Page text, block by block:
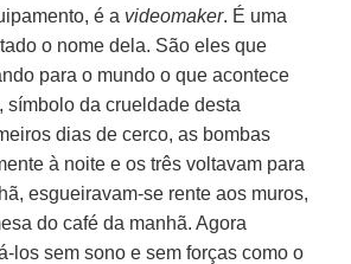
é a videomaker. É uma
o nome dela. São eles que
para o mundo o que acontece
símbolo da crueldade desta
dias de cerco, as bombas
à noite e os três voltavam para
esgueiravam-se rente aos muros,
do café da manhã. Agora
los sem sono e sem forças como o